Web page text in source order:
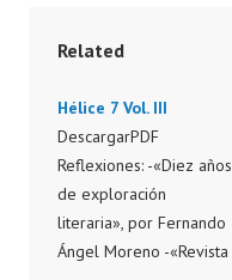
Related
Hélice 7 Vol. III
DescargarPDF
Reflexiones: -«Diez años
de exploración
literaria», por Fernando
Ángel Moreno -«Revista